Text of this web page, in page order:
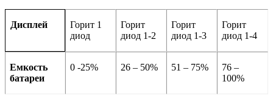
Дисплей
Горит 1
диод
Горит
диод 1-2
Горит
диод 1-3
Горит
диод 1-4
Емкость
батареи
0 -25% 26 – 50% 51 – 75%
76 –
100%